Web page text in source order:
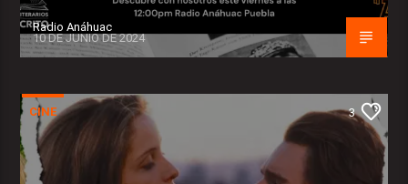
Radio Anáhuac
10 DE JUNIO DE 2024
CINE 3